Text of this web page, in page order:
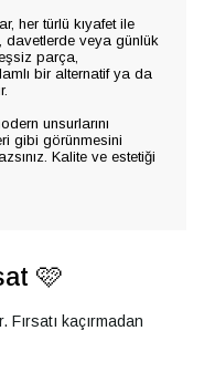
her türlü kıyafet ile
davetlerde veya günlük
parça,
bir alternatif ya da
unsurlarını
gibi görünmesini
Kalite ve estetiği
🩷
kaçırmadan